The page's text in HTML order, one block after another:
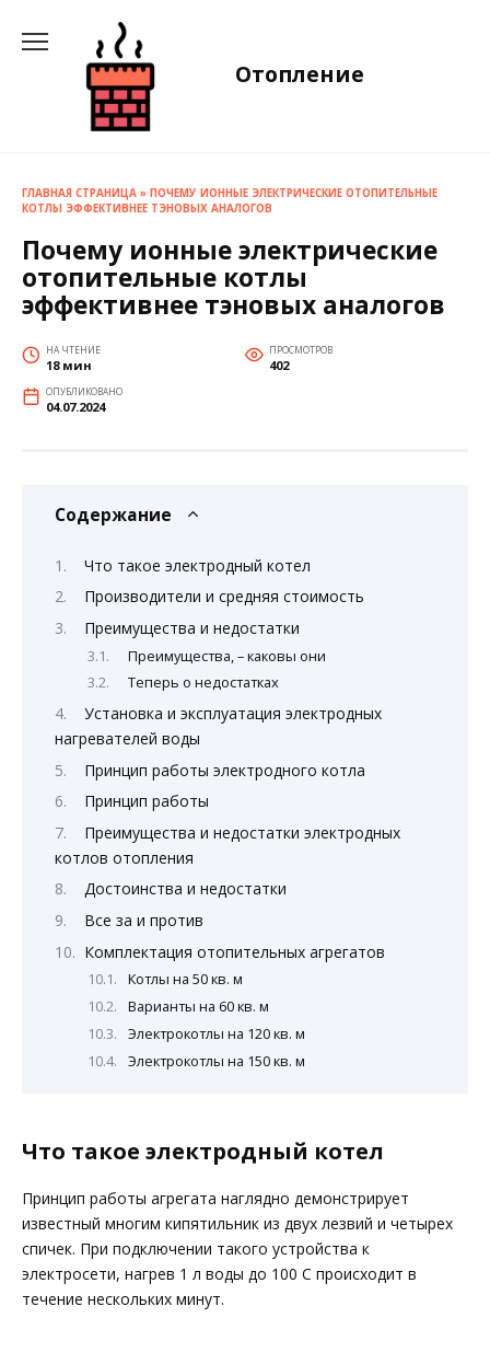
содержанию
Отопление
ГЛАВНАЯ СТРАНИЦА » ПОЧЕМУ ИОННЫЕ ЭЛЕКТРИЧЕСКИЕ ОТОПИТЕЛЬНЫЕ
КОТЛЫ ЭФФЕКТИВНЕЕ ТЭНОВЫХ АНАЛОГОВ
Почему ионные электрические
отопительные котлы
эффективнее тэновых аналогов
НА ЧТЕНИЕ
18 мин
ПРОСМОТРОВ
402
ОПУБЛИКОВАНО
04.07.2024
Содержание
Что такое электродный котел
Производители и средняя стоимость
Преимущества и недостатки
Преимущества, – каковы они
Теперь о недостатках
Установка и эксплуатация электродных
нагревателей воды
Принцип работы электродного котла
Принцип работы
Преимущества и недостатки электродных
котлов отопления
Достоинства и недостатки
Все за и против
Комплектация отопительных агрегатов
Котлы на 50 кв. м
Варианты на 60 кв. м
Электрокотлы на 120 кв. м
Электрокотлы на 150 кв. м
Что такое электродный котел
Принцип работы агрегата наглядно демонстрирует
известный многим кипятильник из двух лезвий и четырех
спичек. При подключении такого устройства к
электросети, нагрев 1 л воды до 100 С происходит в
течение нескольких минут.